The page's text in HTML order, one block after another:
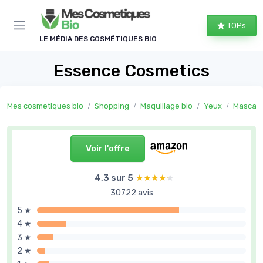
LE MÉDIA DES COSMÉTIQUES BIO
TOPs
Essence Cosmetics
Mes cosmetiques bio Shopping Maquillage bio Yeux
Voir l'offre
4,3 sur 5 ★★★★★
★★★★★
30722 avis
5 ★
4 ★
3 ★
2 ★
Panneau de gestion des cookies